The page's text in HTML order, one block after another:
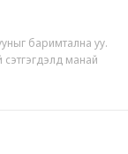
баримтална уу.
сэтгэгдэлд манай